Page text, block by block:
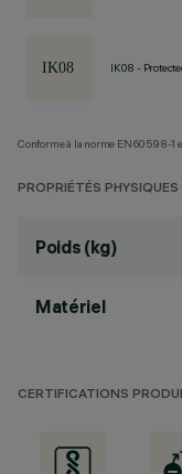
IK08 -
Conforme à la norme EN60598-1
PROPRIÉTÉS PHYSIQUES
Poids (kg)
Matériel
CERTIFICATIONS